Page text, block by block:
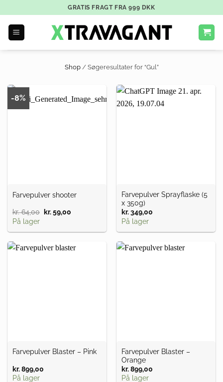
GRATIS FRAGT FRA999 DKK
Shop /Søgeresultater for “Gul”
-8%
Farvepulver shooter
kr.64,00
Den
var:
kr.59,00
er:
På lager
Farvepulver Sprayflaske (5
x 350g)
kr.349,00
På lager
Farvepulver Blaster – Pink
kr.899,00
På lager
Farvepulver Blaster –
Orange
kr.899,00
På lager